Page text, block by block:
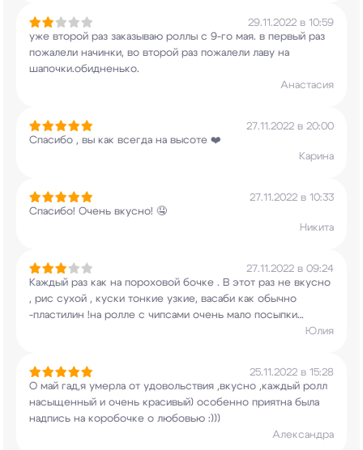
29.11.2022 в 10:59
уже второй раз заказываю роллы с 9-го мая. в первый раз
пожалели начинки, во второй раз пожалели лаву на
шапочки.обидненько.
Анастасия
27.11.2022 в 20:00
Спасибо , вы как всегда на высоте ❤️
Карина
27.11.2022 в 10:33
Спасибо! Очень вкусно! 🤤
Никита
27.11.2022 в 09:24
Каждый раз как на пороховой бочке . В этот раз не вкусно
, рис сухой , куски тонкие узкие, васаби как обычно
-пластилин !на ролле с чипсами очень мало посыпки…
Юлия
25.11.2022 в 15:28
О май гад,я умерла от удовольствия ,вкусно ,каждый ролл
насыщенный и очень красивый) особенно приятна была
надпись на коробочке о любовью :)))
Александра